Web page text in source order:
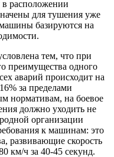
расположении
для тушения уже
базируются на
тем, что при
преимущества одного
аварий происходит на
за пределами
нормативам, на боевое
должно уходить не
организации
к машинам: это
развивающие скорость
км/ч за 40-45 секунд.